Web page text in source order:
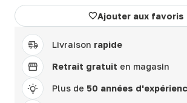
Ajouter aux favoris
Livraison rapide
Retrait gratuit en magasin
Plus de 50 années